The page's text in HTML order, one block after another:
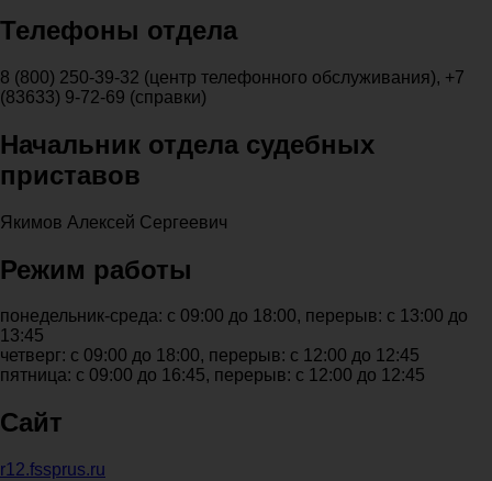
Телефоны отдела
8 (800) 250-39-32 (центр телефонного обслуживания), +7
(83633) 9-72-69 (справки)
Начальник отдела судебных
приставов
Якимов Алексей Сергеевич
Режим работы
понедельник-среда: с 09:00 до 18:00, перерыв: с 13:00 до
13:45
четверг: с 09:00 до 18:00, перерыв: с 12:00 до 12:45
пятница: с 09:00 до 16:45, перерыв: с 12:00 до 12:45
Сайт
r12.fssprus.ru